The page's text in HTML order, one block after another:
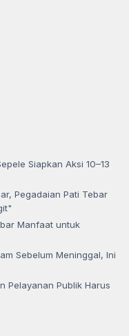
Siapkan Aksi 10–13
Pegadaian Pati Tebar
Manfaat untuk
Sebelum Meninggal, Ini
Pelayanan Publik Harus